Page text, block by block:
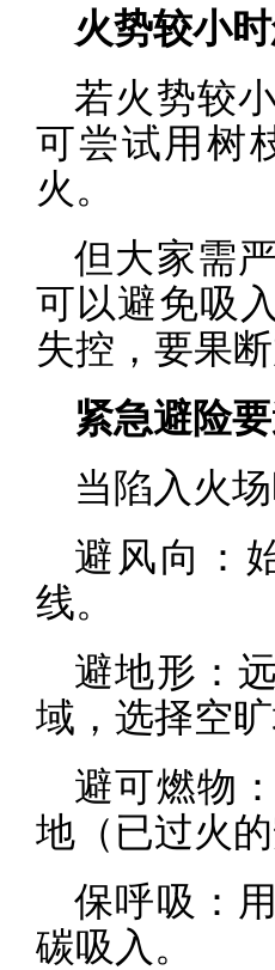
火势较小
若火势较
可尝试用树
火。
但大家需
可以避免吸
失控，要果
紧急避险
当陷入火
避风向：
线。
避地形：
域，选择空
避可燃物
地（已过火的
保呼吸：
碳吸入。